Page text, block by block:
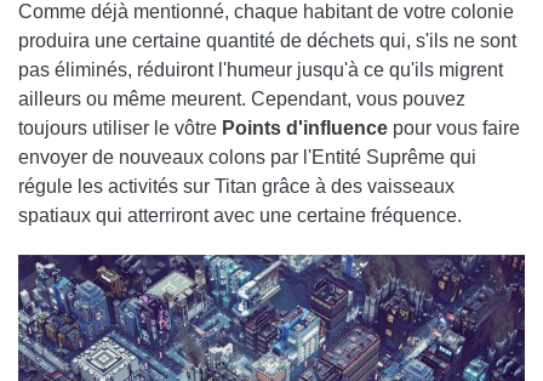
Comme déjà mentionné, chaque habitant de votre colonie
produira une certaine quantité de déchets qui, s'ils ne sont
pas éliminés, réduiront l'humeur jusqu'à ce qu'ils migrent
ailleurs ou même meurent. Cependant, vous pouvez
toujours utiliser le vôtre Points d'influence pour vous faire
envoyer de nouveaux colons par l'Entité Suprême qui
régule les activités sur Titan grâce à des vaisseaux
spatiaux qui atterriront avec une certaine fréquence.